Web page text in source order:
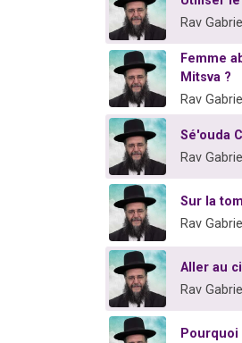
Rav
Femme
Mitsva ?
Rav
Sé'ouda
Rav
Sur la
Rav
Aller au
Rav